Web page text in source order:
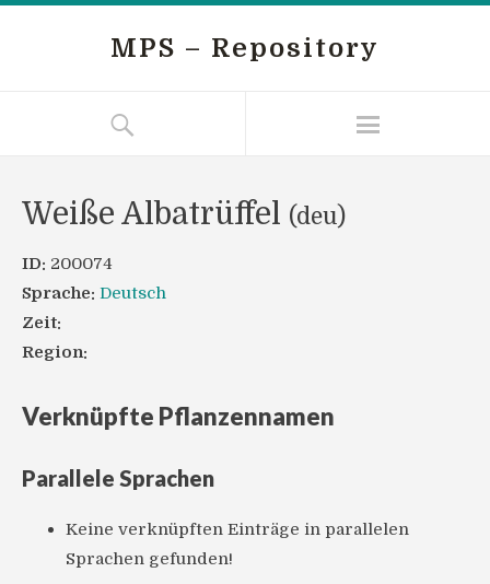
MPS – Repository
Weiße Albatrüffel (deu)
ID: 200074
Sprache: Deutsch
Zeit:
Region:
Verknüpfte Pflanzennamen
Parallele Sprachen
Keine verknüpften Einträge in parallelen
Sprachen gefunden!